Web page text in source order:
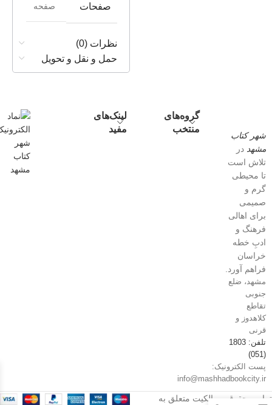
صفحات
صفحه
نظرات (0)
حمل و نقل و تحویل
شهر کتاب
مشهد در
تلاش است
تا محیطی
گرم و
صمیمی
برای اهالی
فرهنگ و
ادبِ خطه
خراسان
فراهم آورد.
مشهد، ضلع
جنوبی
تقاطع
کلاهدوز و
قرنی
تلفن: 1803
(051)
پست الکترونیک:
info@mashhadbookcity.ir
گروه‌های
منتخب
لینک‌های
مفید
تمامی حقوق و مالکیت متعلق به